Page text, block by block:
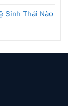
Sinh Thái Nào